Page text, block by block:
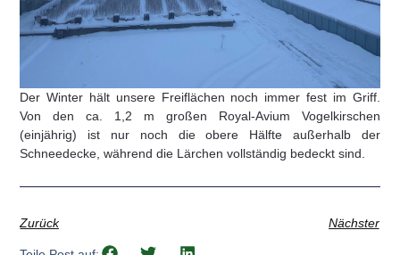
Der Winter hält unsere Freiflächen noch immer fest im Griff.
Von den ca. 1,2 m großen Royal-Avium Vogelkirschen
(einjährig) ist nur noch die obere Hälfte außerhalb der
Schneedecke, während die Lärchen vollständig bedeckt sind.
Zurück Nächster